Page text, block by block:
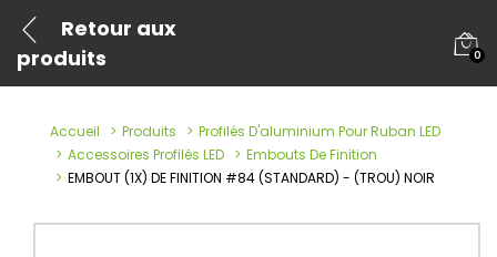
Retour aux
produits
0
Accueil Produits
Profilés D'aluminium Pour Ruban LED
Accessoires Profilés LED
Embouts De Finition
EMBOUT (1X) DE FINITION #84 (STANDARD) - (TROU) NOIR